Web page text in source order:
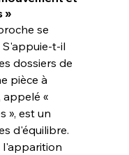
»
se
S'appuie-t-il
dossiers de
pièce à
appelé «
», est un
d'équilibre.
l'apparition